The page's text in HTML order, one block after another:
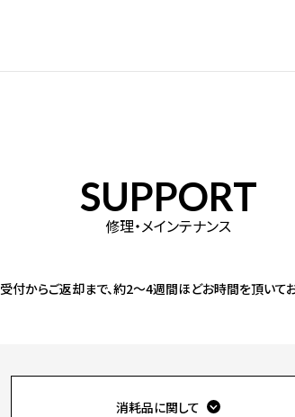
SUPPORT
修理・メインテナンス
受付からご返却まで、約2～4週間ほどお時間を頂いてお
消耗品に関して